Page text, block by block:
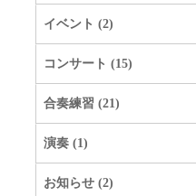
イベント (2)
コンサート (15)
合奏練習 (21)
演奏 (1)
お知らせ (2)